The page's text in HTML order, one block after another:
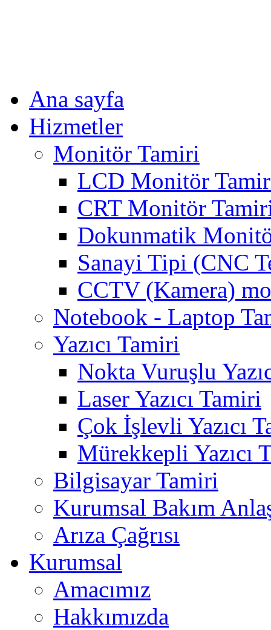
Ana sayfa
Hizmetler
Monitör Tamiri
LCD Monitör
CRT Monitör
Dokunmatik
Sanayi Tipi (CNC
CCTV (Kamera)
Notebook - Laptop
Yazıcı Tamiri
Nokta Vuruşlu
Laser Yazıcı Tamiri
Çok İşlevli Yazıcı
Mürekkepli Yazıcı
Bilgisayar Tamiri
Kurumsal Bakım
Arıza Çağrısı
Kurumsal
Amacımız
Hakkımızda